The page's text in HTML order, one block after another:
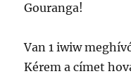
Gouranga!
Van 1 iwiw
Kérem a címet